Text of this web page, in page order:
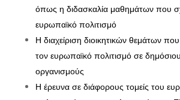
όπως η διδασκαλία μαθημάτων που
ευρωπαϊκό πολιτισμό
Η διαχείριση διοικητικών θεμάτων που
τον ευρωπαϊκό πολιτισμό σε
οργανισμούς
Η έρευνα σε διάφορους τομείς του